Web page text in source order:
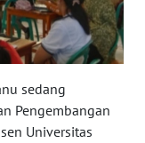
sedang
Pengembangan
Universitas